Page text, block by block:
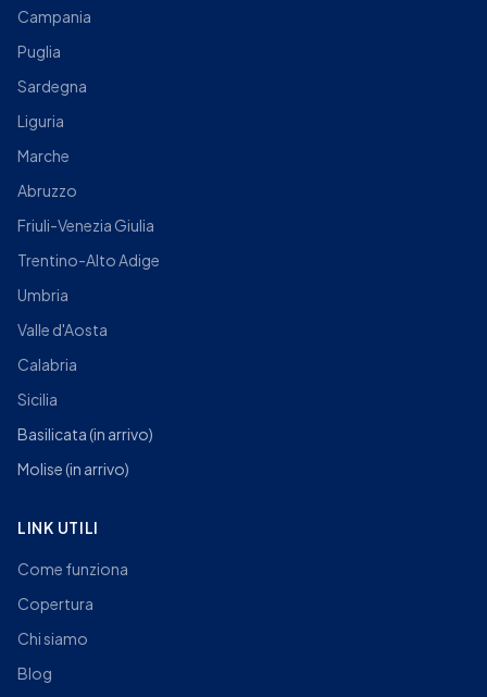
Campania
Puglia
Sardegna
Liguria
Marche
Abruzzo
Friuli-Venezia Giulia
Trentino-Alto Adige
Umbria
Valle d'Aosta
Calabria
Sicilia
Basilicata(in arrivo)
Molise(in arrivo)
LINK UTILI
Come funziona
Copertura
Chi siamo
Blog